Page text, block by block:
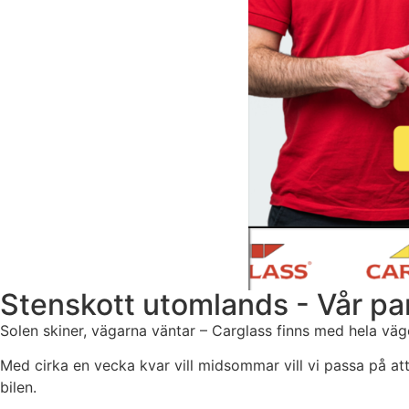
Stenskott utomlands - Vår
Solen skiner, vägarna väntar – Carglass finns med hela
Med cirka en vecka kvar vill midsommar vill vi passa på
bilen.